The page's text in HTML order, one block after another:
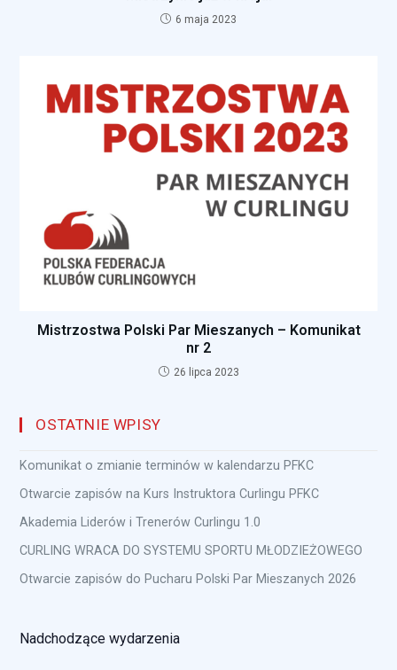
6 maja 2023
Mistrzostwa Polski Par Mieszanych – Komunikat
nr 2
26 lipca 2023
OSTATNIE WPISY
Komunikat o zmianie terminów w kalendarzu PFKC
Otwarcie zapisów na Kurs Instruktora Curlingu PFKC
Akademia Liderów i Trenerów Curlingu 1.0
CURLING WRACA DO SYSTEMU SPORTU MŁODZIEŻOWEGO
Otwarcie zapisów do Pucharu Polski Par Mieszanych 2026
Nadchodzące wydarzenia